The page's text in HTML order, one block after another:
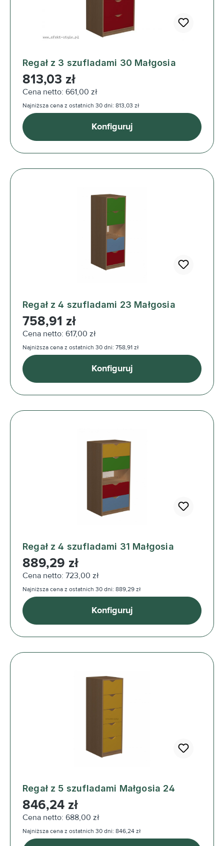
Regał z 3 szufladami 30 Małgosia
Cena regularna:
813,03 zł
Cena netto: 661,00 zł
Najniższa cena z ostatnich 30 dni: 813,03 zł
Konfiguruj
Regał z 4 szufladami 23 Małgosia
Cena regularna:
758,91 zł
Cena netto: 617,00 zł
Najniższa cena z ostatnich 30 dni: 758,91 zł
Konfiguruj
Regał z 4 szufladami 31 Małgosia
Cena regularna:
889,29 zł
Cena netto: 723,00 zł
Najniższa cena z ostatnich 30 dni: 889,29 zł
Konfiguruj
Regał z 5 szufladami Małgosia 24
Cena regularna:
846,24 zł
Cena netto: 688,00 zł
Najniższa cena z ostatnich 30 dni: 846,24 zł